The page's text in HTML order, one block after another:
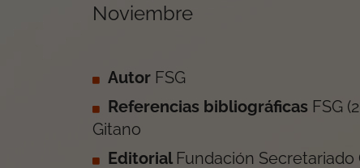
Noviembre
Autor FSG
Referencias bibliográficas FSG (
Gitano
Editorial Fundación Secretariado